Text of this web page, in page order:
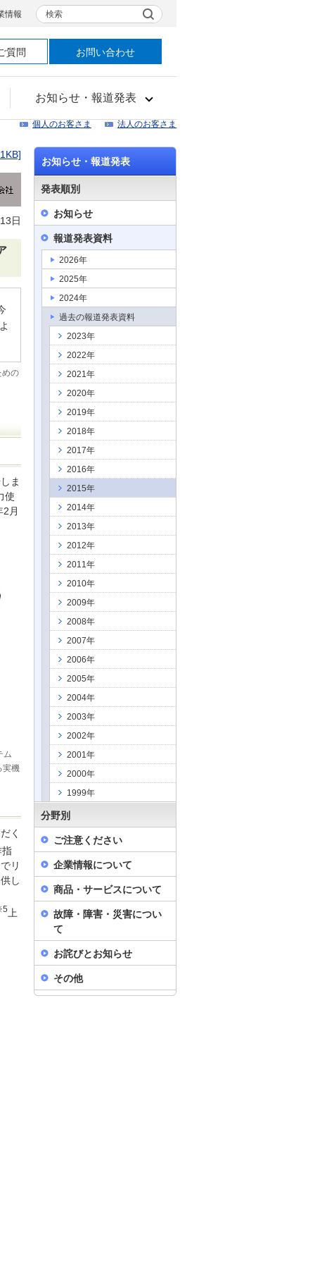
お知らせ・報道発表
情報 検索
質問 お問い合わせ
個人のお客さま 法人のお客さま
日
めの
ま
使
月
ム
実機
く
指
リ
し
上
お知らせ・報道発表
発表順別
お知らせ
報道発表資料
2026年
2025年
2024年
過去の報道発表資料
2023年
2022年
2021年
2020年
2019年
2018年
2017年
2016年
2015年
2014年
2013年
2012年
2011年
2010年
2009年
2008年
2007年
2006年
2005年
2004年
2003年
2002年
2001年
2000年
1999年
分野別
ご注意ください
企業情報について
商品・サービスについて
故障・障害・災害につい
て
お詫びとお知らせ
その他